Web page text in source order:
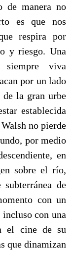
de manera no
es que nos
respira por
y riesgo. Una
viva
por un lado
de la gran urbe
establecida
no pierde
por medio
en
sobre el río,
de
con un
con una
el cine de su
que dinamizan